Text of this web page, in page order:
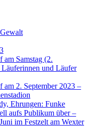
Samstag (2.
Läuferinnen und Läufer
2. September 2023 –
Ehrungen: Funke
aufs Publikum über –
im Festzelt am Wexter